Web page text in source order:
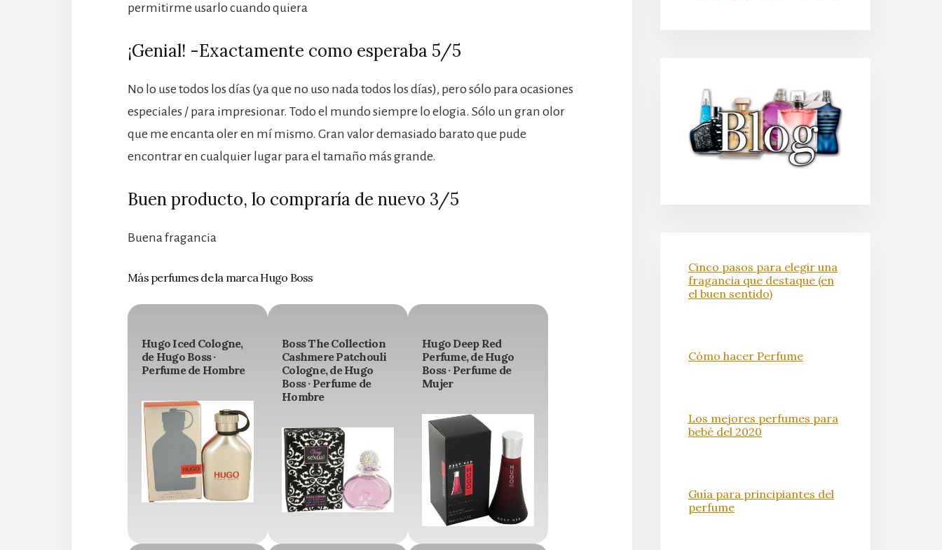
permitirme usarlo cuando quiera
¡Genial! -Exactamente como esperaba 5/5
No lo use todos los días (ya que no uso nada todos los días), pero sólo para ocasiones
especiales / para impresionar. Todo el mundo siempre lo elogia. Sólo un gran olor
que me encanta oler en mí mismo. Gran valor demasiado barato que pude
encontrar en cualquier lugar para el tamaño más grande.
Buen producto, lo compraría de nuevo 3/5
Buena fragancia
Más perfumes de la marca Hugo Boss
Hugo Iced Cologne,
de Hugo Boss ·
Perfume de Hombre
Boss The Collection
Cashmere Patchouli
Cologne, de Hugo
Boss · Perfume de
Hombre
Hugo Deep Red
Perfume, de Hugo
Boss · Perfume de
Mujer
Cinco pasos para elegir una
fragancia que destaque (en
el buen sentido)
Cómo hacer Perfume
Los mejores perfumes para
bebé del 2020
Guía para principiantes del
perfume